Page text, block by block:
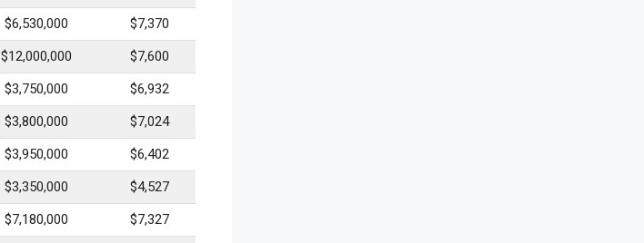
$6,530,000
$7,370
$12,000,000
$7,600
$3,750,000
$6,932
$3,800,000
$7,024
$3,950,000
$6,402
$3,350,000
$4,527
$7,180,000
$7,327